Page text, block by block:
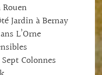
Rouen
Jardin à Bernay
L’Orne
Colonnes